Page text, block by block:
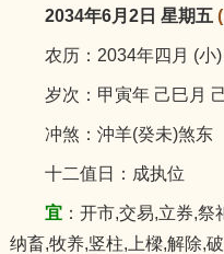
2034年6月2日 星期五
农历：2034年四月 (小)
岁次：甲寅年 己巳月
冲煞：沖羊(癸未)煞东
十二值日：成执位
宜：开市,交易,立券,祭
纳畜,牧养,竖柱,上樑,解除,